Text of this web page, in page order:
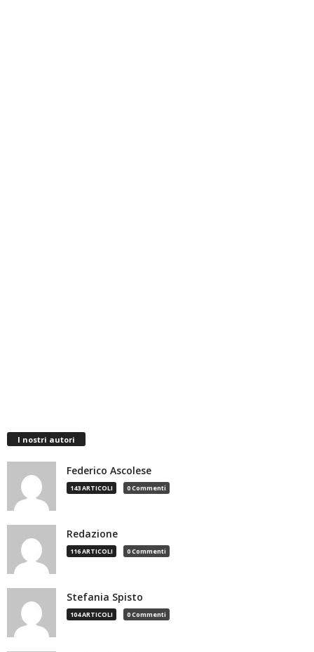
I nostri autori
Federico Ascolese
143 ARTICOLI 0 Commenti
Redazione
116 ARTICOLI 0 Commenti
Stefania Spisto
104 ARTICOLI 0 Commenti